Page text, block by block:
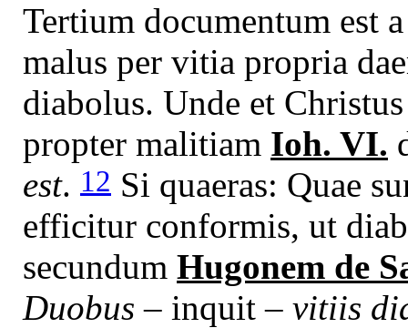
Tertium documentum est
malus per vitia propria
diabolus. Unde et
propter malitiam Ioh. VI.
est. 12 Si quaeras: Quae
efficitur conformis, ut
secundum Hugonem de
Duobus – inquit – vitiis